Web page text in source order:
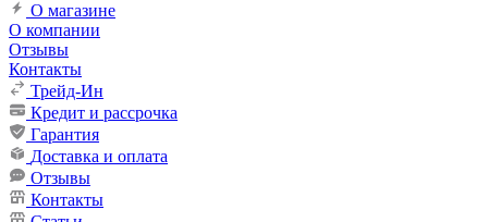
О магазине
О компании
Отзывы
Контакты
Трейд-Ин
Кредит и рассрочка
Гарантия
Доставка и оплата
Отзывы
Контакты